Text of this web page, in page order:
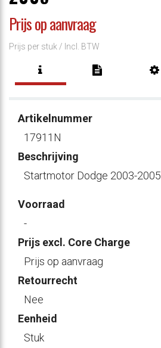
Prijs op aanvraag
Prijs per stuk / Incl. BTW
Artikelnummer
17911N
Beschrijving
Startmotor Dodge 2003-2005
Voorraad
-
Prijs excl. Core Charge
Prijs op aanvraag
Retourrecht
Nee
Eenheid
Stuk